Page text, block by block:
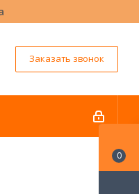
Заказать звонок
0